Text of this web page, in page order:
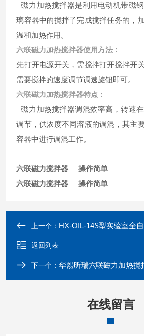
磁力加热搅拌器是利用电动机带磁
璃容器中的搅拌子完成搅拌任务的，
温和加热作用。
六联磁力加热搅拌器使用方法：
先打开电源开关，需搅拌打开搅拌开
需要搅拌的速度调节调速旋钮即可。
六联磁力加热搅拌器特点：
磁力加热搅拌器调混效率高，转速
调节，供浓度不同溶液的调混，其主
容器中进行调混工作。
六联磁力搅拌器 操作简单
六联磁力搅拌器 操作简单
上一个： HX-OIL-14S型实验室全自动紫外分
返回列表
下一个：华熙昕瑞六联磁力加热搅
在线留言